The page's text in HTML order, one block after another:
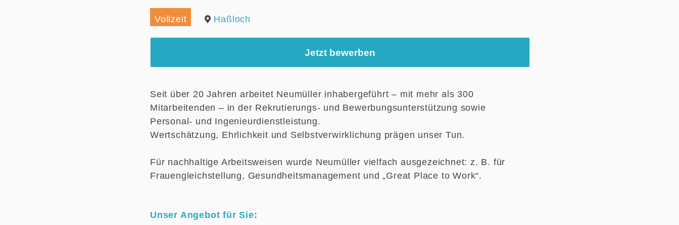
Vollzeit Haßloch
Jetzt bewerben
Seit über 20 Jahren arbeitet Neumüller inhabergeführt – mit mehr als 300
Mitarbeitenden – in der Rekrutierungs- und Bewerbungsunterstützung sowie
Personal- und Ingenieurdienstleistung.
Wertschätzung, Ehrlichkeit und Selbstverwirklichung prägen unser Tun.
Für nachhaltige Arbeitsweisen wurde Neumüller vielfach ausgezeichnet: z. B. für
Frauengleichstellung, Gesundheitsmanagement und „Great Place to Work“.
Unser Angebot für Sie: